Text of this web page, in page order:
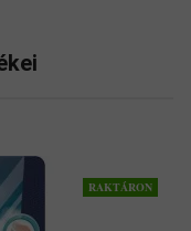
RAKTÁRON